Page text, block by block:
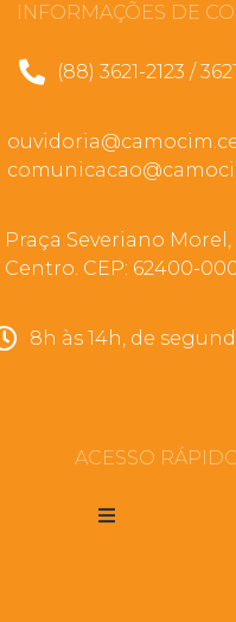
INFORMAÇÕES DE
(88) 3621-2123 /
Praça Severiano Morel,
Centro. CEP: 62400-
8h às 14h, de
ACESSO